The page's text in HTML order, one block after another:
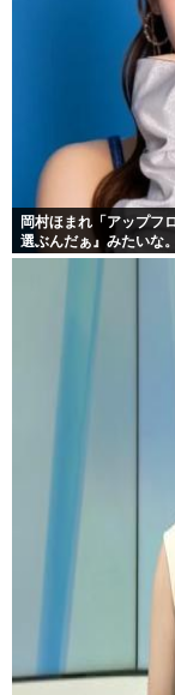
岡村ほまれ「アップフ
選ぶんだぁ』みたいな